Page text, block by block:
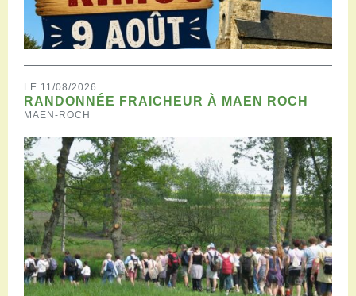
LE 11/08/2026
RANDONNÉE FRAICHEUR À MAEN ROCH
MAEN-ROCH